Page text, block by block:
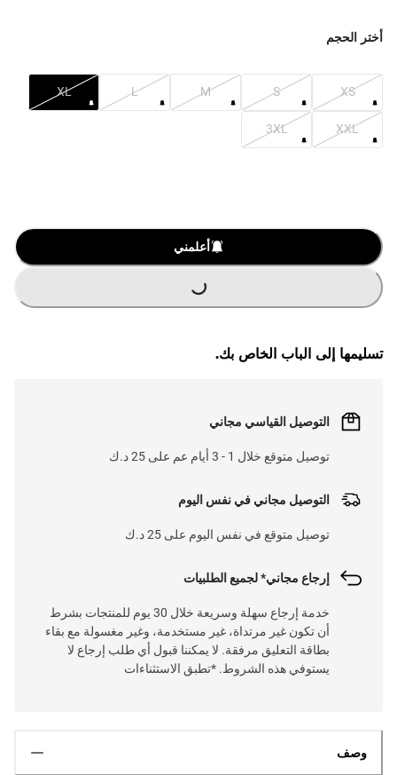
أختر الحجم
XS
S
M
L
XL
XXL
3XL
أعلمني
G
.
تسليمها إلى الباب الخاص بك.
التوصيل القياسي مجاني
توصيل متوقع خلال 1 - 3 أيام عم على 25 د.ك
التوصيل مجاني في نفس اليوم
توصيل متوقع في نفس اليوم على 25 د.ك
إرجاع مجاني* لجميع الطلبيات
خدمة إرجاع سهلة وسريعة خلال 30 يوم للمنتجات بشرط
أن تكون غير مرتداة، غير مستخدمة، وغير مغسولة مع بقاء
بطاقة التعليق مرفقة. لا يمكننا قبول أي طلب إرجاع لا
يستوفي هذه الشروط. *تطبق الاستثناءات
وصف